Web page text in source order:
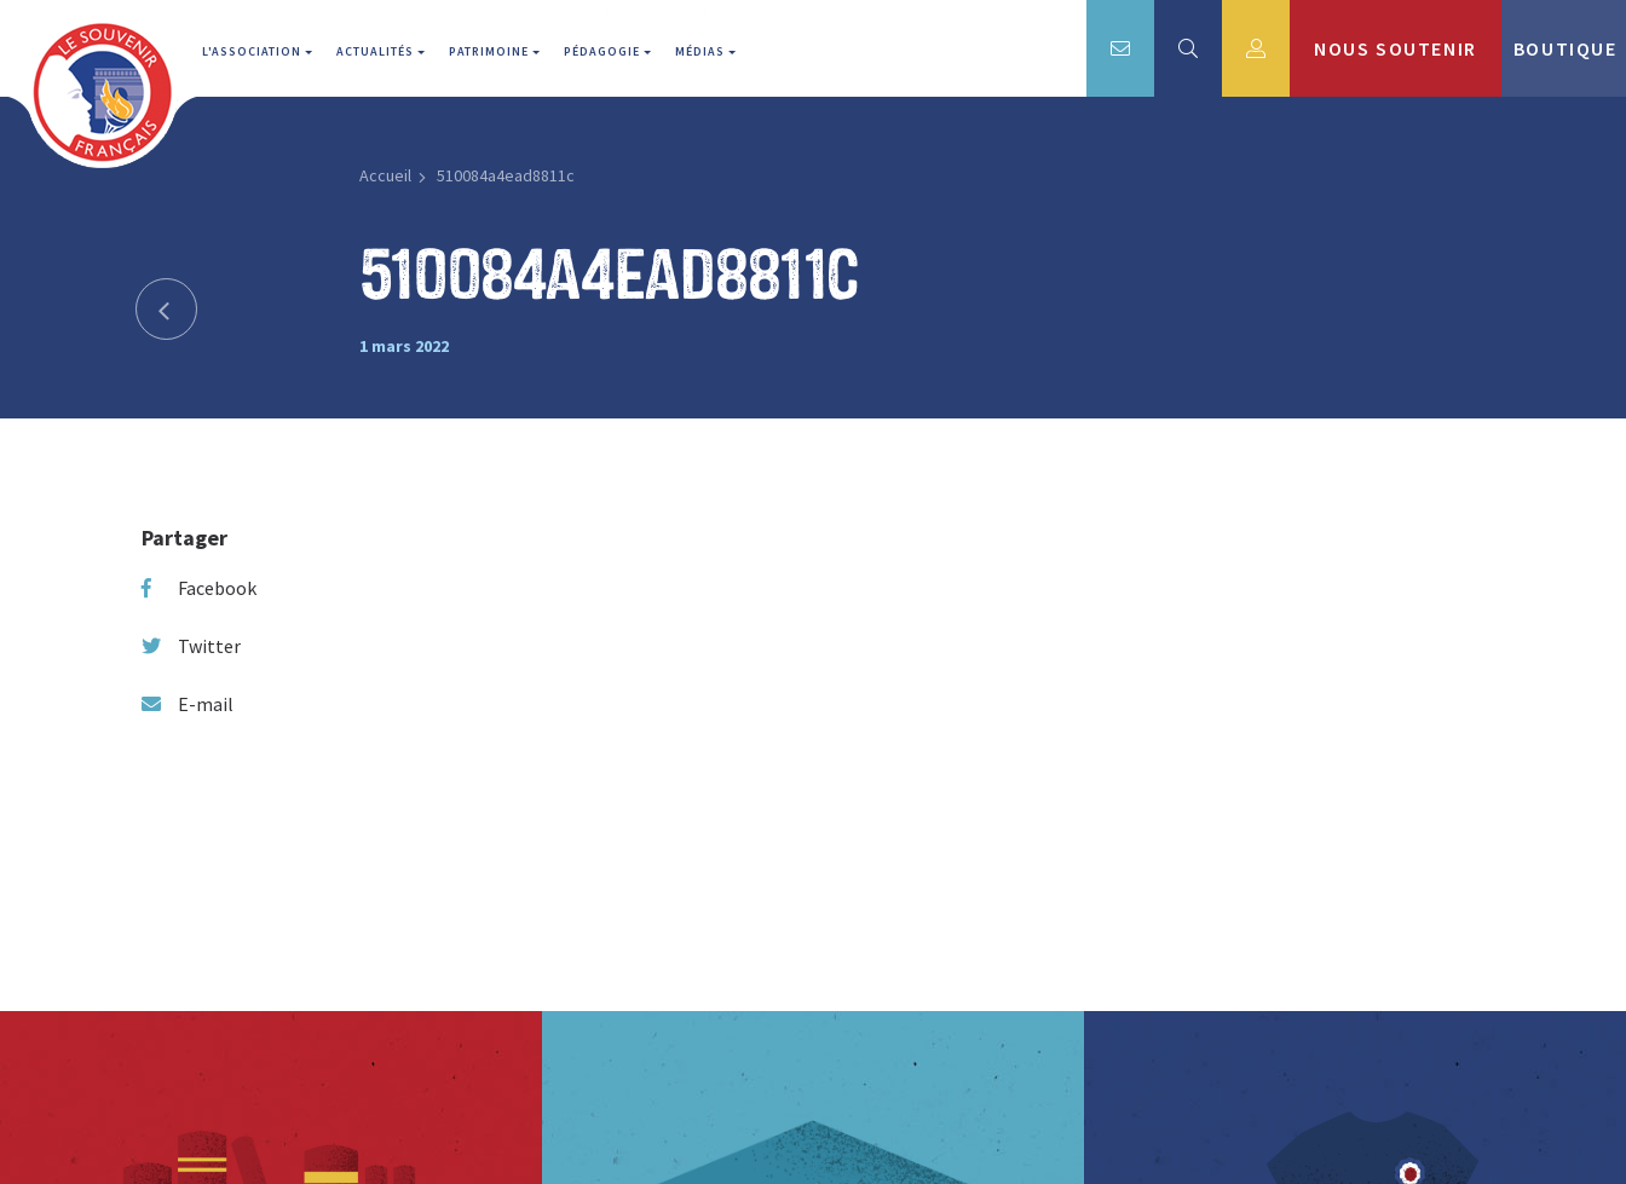
L'ASSOCIATION ACTUALITÉS PATRIMOINE PÉDAGOGIE MÉDIAS NOUS SOUTENIR BOUTIQUE
Accueil 510084a4ead8811c
510084a4ead8811c
1 mars 2022
Partager
Facebook
Twitter
E-mail